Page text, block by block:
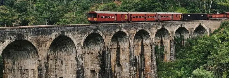
Aquí te dejamos importantes blogs que hemos hecho
para vuestraviaje a la India: y si quieres vivir conuna
familiade India. Si quieres ver losblogs en inglesy
también tenemos nuestrosblogs italianospara que
puedas compartirlos entre tus amigos.